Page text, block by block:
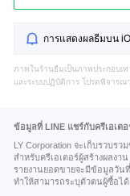
การแสดงผลธีมบน
ภาพในร้านธีมเป็นภาพประกอบเ
และระบบปฏิบัติการ โปรดพิจารณ
ข้อมูลที่ LINE แชร์กับครีเอเตอ
LY Corporation จะเก็บรวบร
สำหรับครีเอเตอร์ผู้สร้างผลงาน
รายงานยอดขายจะมีข้อมูลวัน
ทำให้สามารถระบุตัวตนผู้ซื้อได้